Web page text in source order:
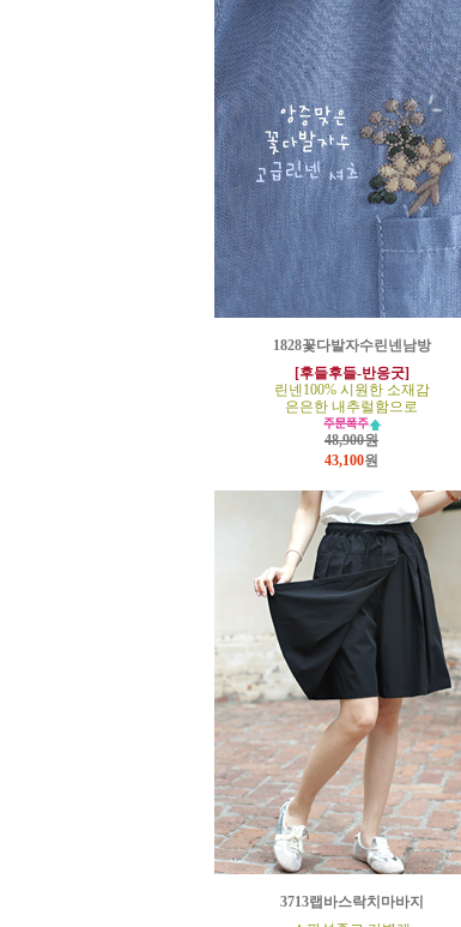
1828꽃다발자수린넨남방
[후들후들-반응굿]
린넨100% 시원한 소재감
은은한 내추럴함으로
48,900원
43,100원
3713랩바스락치마바지